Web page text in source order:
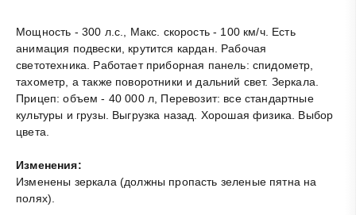
Мощность - 300 л.с., Макс. скорость - 100 км/ч. Есть
анимация подвески, крутится кардан. Рабочая
светотехника. Работает приборная панель: спидометр,
тахометр, а также поворотники и дальний свет. Зеркала.
Прицеп: объем - 40 000 л, Перевозит: все стандартные
культуры и грузы. Выгрузка назад. Хорошая физика. Выбор
цвета.
Изменения:
Изменены зеркала (должны пропасть зеленые пятна на
полях).